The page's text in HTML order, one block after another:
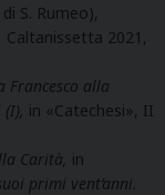
S. Rumeo),
Caltanissetta 2021,
Francesco alla
in «Catechesi», II
Carità, in
primi vent’anni.